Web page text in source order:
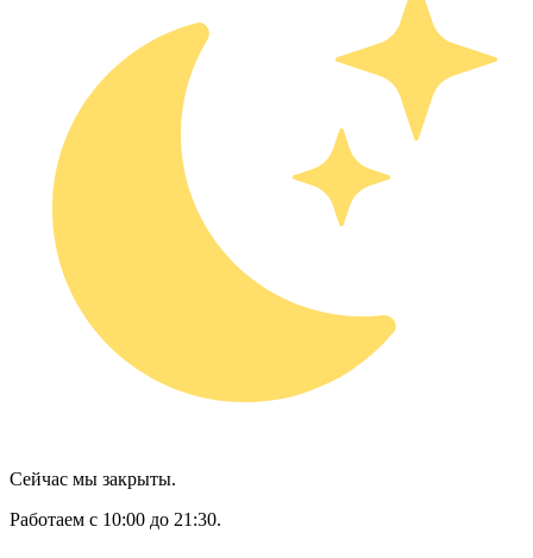
Сейчас мы закрыты.
Работаем с 10:00 до 21:30.